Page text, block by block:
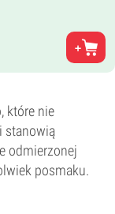
które nie
stanowią
odmierzonej
posmaku.